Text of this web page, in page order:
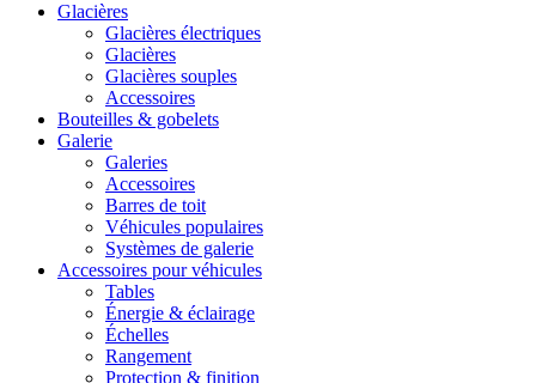
Glacières
Glacières électriques
Glacières
Glacières souples
Accessoires
Bouteilles & gobelets
Galerie
Galeries
Accessoires
Barres de toit
Véhicules populaires
Systèmes de galerie
Accessoires pour véhicules
Tables
Énergie & éclairage
Échelles
Rangement
Protection & finition